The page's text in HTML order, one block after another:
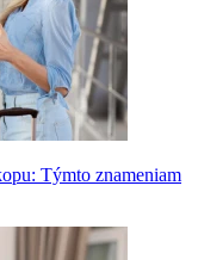
Týmto znameniam